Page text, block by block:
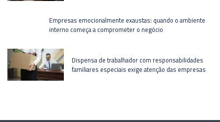
Empresas emocionalmente exaustas: quando o ambiente
interno começa a comprometer o negócio
Dispensa de trabalhador com responsabilidades
familiares especiais exige atenção das empresas